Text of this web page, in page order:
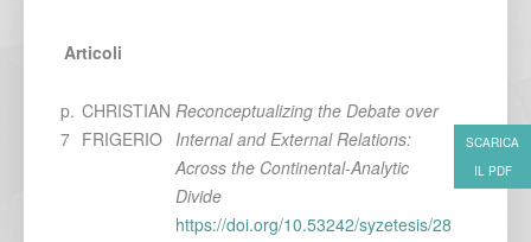
Articoli
p.
7
CHRISTIAN
FRIGERIO
Reconceptualizing the Debate over
Internal and External Relations:
Across the Continental-Analytic
Divide
https://doi.org/10.53242/syzetesis/28
SCARICA
IL PDF